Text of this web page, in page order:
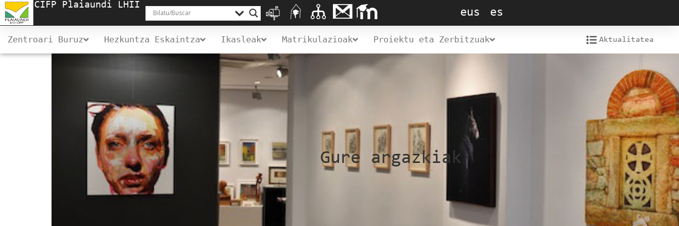
CIFP Plaiaundi LHII
eus es
Zentroari Buruz Hezkuntza Eskaintza Ikasleak Matrikulazioak Proiektu eta Zerbitzuak Aktualitatea
Gure argazkiak